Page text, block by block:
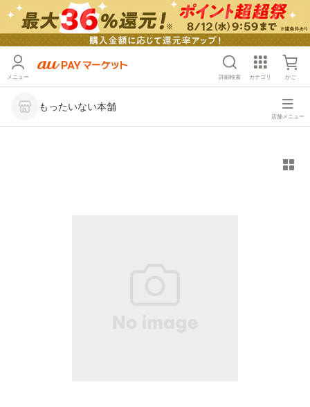
メニュー 詳細検索 カテゴリ かご
もったいない本舗
店舗メニュー